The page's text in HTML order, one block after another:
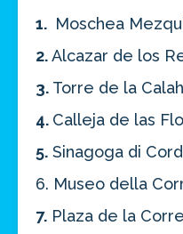
1. Moschea
2.Alcazar de los
3. Torre de la
4. Calleja de las
5. Sinagoga di
6. Museo della
7. Plaza de la